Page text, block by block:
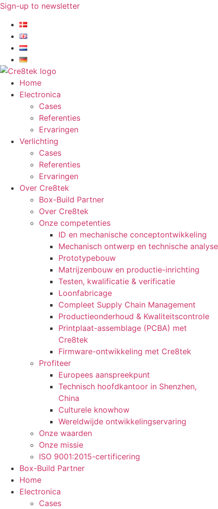
Ga
inhoud
Sign-up to newsletter​
Home
Electronica
Cases
Referenties
Ervaringen
Verlichting
Cases
Referenties
Ervaringen
Over Cre8tek
Box-Build Partner
Over Cre8tek
Onze competenties
ID en mechanische conceptontwikkeling
Mechanisch ontwerp en technische analyse
Prototypebouw
Matrijzenbouw en productie-inrichting
Testen, kwalificatie & verificatie
Loonfabricage
Compleet Supply Chain Management
Productieonderhoud & Kwaliteitscontrole
Printplaat-assemblage (PCBA) met
Cre8tek
Firmware-ontwikkeling met Cre8tek
Profiteer
Europees aanspreekpunt
Technisch hoofdkantoor in Shenzhen,
China
Culturele knowhow
Wereldwijde ontwikkelingservaring
Onze waarden
Onze missie
ISO 9001:2015-certificering
Box-Build Partner
Home
Electronica
Cases